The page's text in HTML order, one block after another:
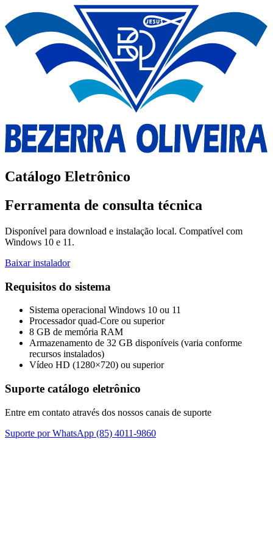
Catálogo Eletrônico
Ferramenta de consulta técnica
Disponível para download e instalação local. Compatível com
Windows 10 e 11.
Baixar instalador
Requisitos do sistema
Sistema operacional Windows 10 ou 11
Processador quad-Core ou superior
8 GB de memória RAM
Armazenamento de 32 GB disponíveis (varia conforme
recursos instalados)
Vídeo HD (1280×720) ou superior
Suporte catálogo eletrônico
Entre em contato através dos nossos canais de suporte
Suporte por WhatsApp (85) 4011-9860